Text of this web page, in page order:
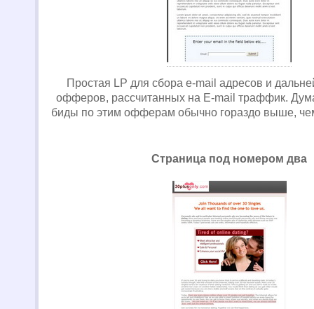
Простая LP для сбора e-mail адресов и
офферов, рассчитанных на E-mail траффик.
биды по этим офферам обычно гораздо выше,
Страница под номером два